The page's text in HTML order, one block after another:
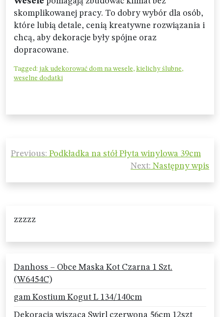
skomplikowanej pracy. To dobry wybór dla osób,
które lubią detale, cenią kreatywne rozwiązania i
chcą, aby dekoracje były spójne oraz
dopracowane.
Tagged: jak udekorować dom na wesele, kielichy ślubne,
weselne dodatki
Nawigacja
wpisu
Previous: Podkładka na stół Płyta winylowa 39cm
Next: Następny wpis
zzzzz
Danhoss – Obce Maska Kot Czarna 1 Szt.
(W6454C)
gam Kostium Kogut L 134/140cm
Dekoracja wisząca Swirl czerwona 56cm 12szt